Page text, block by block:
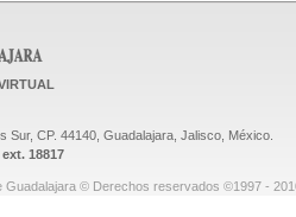
Sur, CP. 44140, Guadalajara, Jalisco, México.
18817
Guadalajara © Derechos reservados ©1997 -